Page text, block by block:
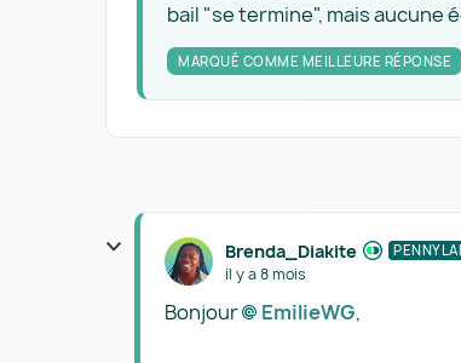
bail "se termine", mais aucune
MARQUÉ COMME MEILLEURE RÉPONSE
Brenda_Diakite
il y a 8 mois
Bonjour EmilieWG​,